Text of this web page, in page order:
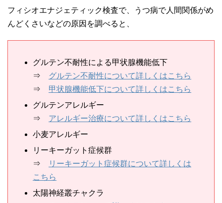
フィシオエナジェティック検査で、うつ病で人間関係がめ
んどくさいなどの原因を調べると、
グルテン不耐性による甲状腺機能低下
⇒ グルテン不耐性について詳しくはこちら
⇒ 甲状腺機能低下について詳しくはこちら
グルテンアレルギー
⇒ アレルギー治療について詳しくはこちら
小麦アレルギー
リーキーガット症候群
⇒
リーキーガット症候群について詳しくは
こちら
太陽神経叢チャクラ